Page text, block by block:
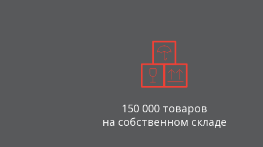
150 000 товаров
на собственном складе